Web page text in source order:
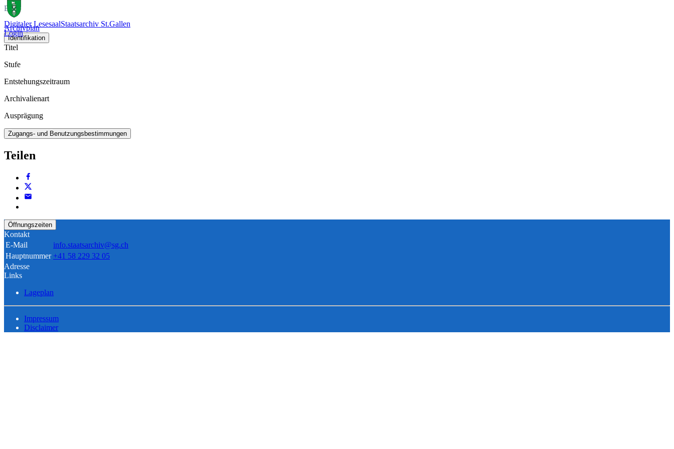
Digitaler LesesaalStaatsarchiv St.Gallen
Login
Bild
Archivplan
Identifikation
Titel
Stufe
Entstehungszeitraum
Archivalienart
Ausprägung
Zugangs- und Benutzungsbestimmungen
Teilen
Öffnungszeiten
Kontakt
E-Mail
info.staatsarchiv@sg.ch
Hauptnummer +41 58 229 32 05
Adresse
Links
Lageplan
Impressum
Disclaimer